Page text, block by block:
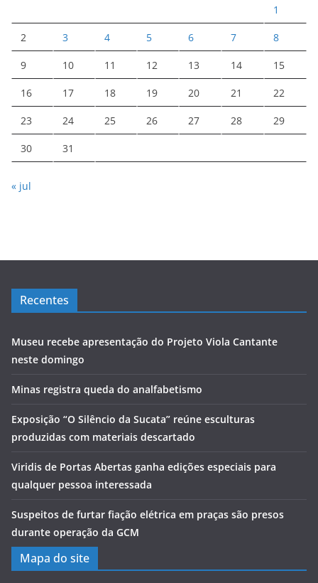
1
2 3 4 5 6 7 8
9 10 11 12 13 14 15
16 17 18 19 20 21 22
23 24 25 26 27 28 29
30 31
« jul
Recentes
Museu recebe apresentação do Projeto Viola Cantante
neste domingo
Minas registra queda do analfabetismo
Exposição “O Silêncio da Sucata” reúne esculturas
produzidas com materiais descartado
Viridis de Portas Abertas ganha edições especiais para
qualquer pessoa interessada
Suspeitos de furtar fiação elétrica em praças são presos
durante operação da GCM
Mapa do site